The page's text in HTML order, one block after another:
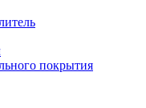
покрытия